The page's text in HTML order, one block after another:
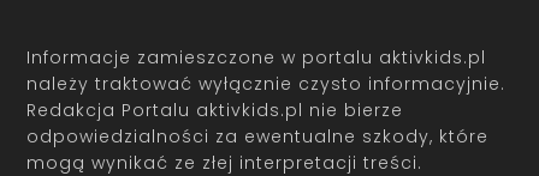
Informacje zamieszczone w portalu aktivkids.pl
należy traktować wyłącznie czysto informacyjnie.
Redakcja Portalu aktivkids.pl nie bierze
odpowiedzialności za ewentualne szkody, które
mogą wynikać ze złej interpretacji treści.